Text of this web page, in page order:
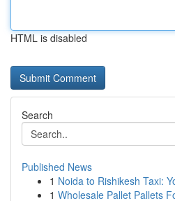
HTML is disabled
Search
Published News
1 Noida to Rishikesh Taxi:
1 Wholesale Pallet Pallets